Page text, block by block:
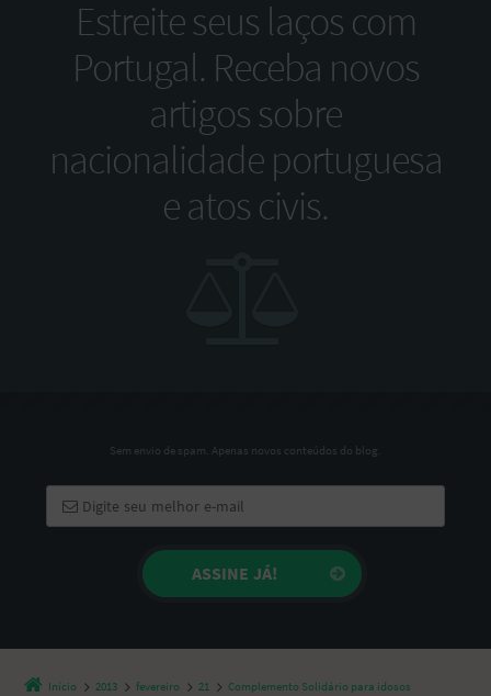
Estreite seus laços com
Portugal. Receba novos
artigos sobre
nacionalidade portuguesa
e atos civis.
Sem envio de spam. Apenas novos conteúdos do blog.
Início 2013 fevereiro 21 Complemento Solidário para idosos